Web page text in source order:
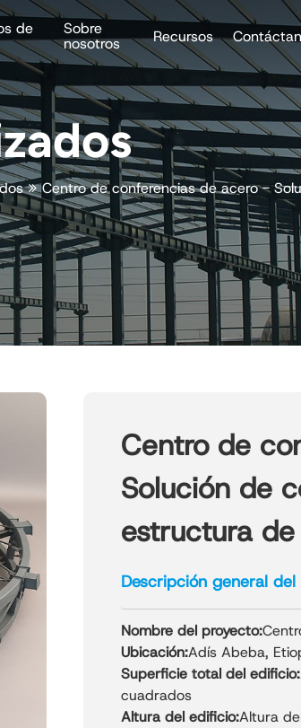
de
Sobre
nosotros
Recursos
Centro de conferencias de acero -
Centro de
Solución de
estructura
Descripción general
Nombre del proyecto:
Ubicación:Adís Abeba,
Superficie total del edificio:
cuadrados
Altura del edificio:Altura